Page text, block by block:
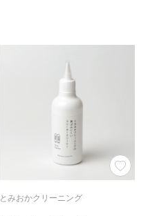
とみおかクリーニング